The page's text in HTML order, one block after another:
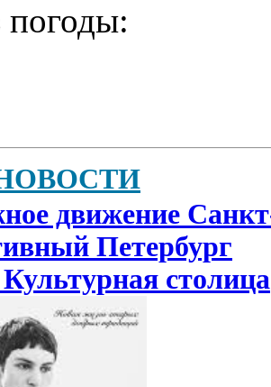
погоды:
движение
Петербург
столица